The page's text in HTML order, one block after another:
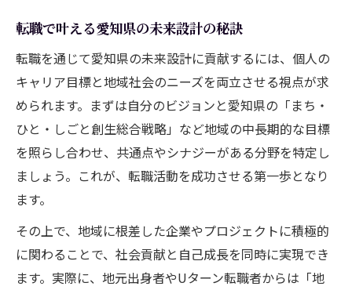
転職で叶える愛知県の未来設計の秘訣
転職を通じて愛知県の未来設計に貢献するには、個人の
キャリア目標と地域社会のニーズを両立させる視点が求
められます。まずは自分のビジョンと愛知県の「まち・
ひと・しごと創生総合戦略」など地域の中長期的な目標
を照らし合わせ、共通点やシナジーがある分野を特定し
ましょう。これが、転職活動を成功させる第一歩となり
ます。
その上で、地域に根差した企業やプロジェクトに積極的
に関わることで、社会貢献と自己成長を同時に実現でき
ます。実際に、地元出身者やUターン転職者からは「地